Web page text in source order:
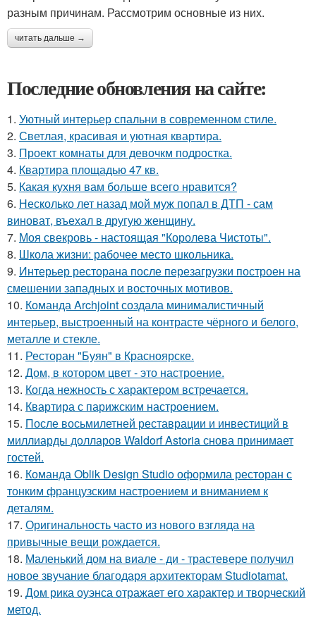
разным причинам. Рассмотрим основные из них.
читать дальше →
Последние обновления на сайте:
1. Уютный интерьер спальни в современном стиле.
2. Светлая, красивая и уютная квартира.
3. Проект комнаты для девочкм подростка.
4. Квартира площадью 47 кв.
5. Какая кухня вам больше всего нравится?
6. Несколько лет назад мой муж попал в ДТП - сам
виноват, въехал в другую женщину.
7. Моя свекровь - настоящая "Королева Чистоты".
8. Школа жизни: рабочее место школьника.
9. Интерьер ресторана после перезагрузки построен на
смешении западных и восточных мотивов.
10. Команда Archjoint создала минималистичный
интерьер, выстроенный на контрасте чёрного и белого,
металле и стекле.
11. Ресторан "Буян" в Красноярске.
12. Дом, в котором цвет - это настроение.
13. Когда нежность с характером встречается.
14. Квартира с парижским настроением.
15. После восьмилетней реставрации и инвестиций в
миллиарды долларов Waldorf Astoria снова принимает
гостей.
16. Команда Oblik Design Studio оформила ресторан с
тонким французским настроением и вниманием к
деталям.
17. Оригинальность часто из нового взгляда на
привычные вещи рождается.
18. Маленький дом на виале - ди - трастевере получил
новое звучание благодаря архитекторам Studiotamat.
19. Дом рика оуэнса отражает его характер и творческий
метод.